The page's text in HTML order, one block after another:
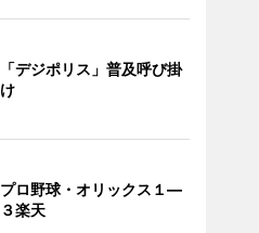
「デジポリス」普及呼び掛
け
プロ野球・オリックス１―
３楽天